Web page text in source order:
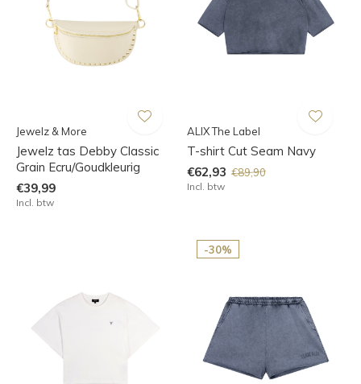
Jewelz & More
Jewelz tas Debby Classic
Grain Ecru/Goudkleurig
€39,99
Incl. btw
ALIX The Label
T-shirt Cut Seam Navy
€62,93 €89,90
Incl. btw
-30%